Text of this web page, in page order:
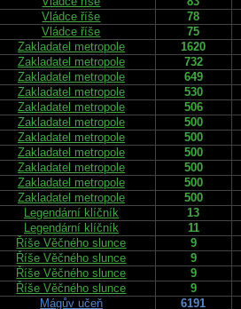
Vládce říše
78
Vládce říše
75
Zakladatel metropole
1620
Zakladatel metropole
732
Zakladatel metropole
649
Zakladatel metropole
530
Zakladatel metropole
506
Zakladatel metropole
500
Zakladatel metropole
500
Zakladatel metropole
500
Zakladatel metropole
500
Zakladatel metropole
500
Zakladatel metropole
500
Legendární klíčník
13
Legendární klíčník
11
Říše Věčného slunce
9
Říše Věčného slunce
9
Říše Věčného slunce
9
Říše Věčného slunce
9
Mágův učeň
6191